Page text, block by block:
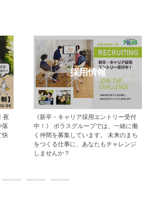
夜
落
快
採用情報
《新卒・キャリア採用エントリー受付
中！》 ポラスグループでは、一緒に働
く仲間を募集しています。 未来のまち
をつくる仕事に、あなたもチャレンジ
しませんか？